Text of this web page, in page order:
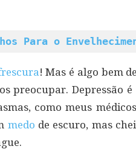
Para o
! Mas é algo bem
preocupar. Depressão
como meus
medo de escuro, mas